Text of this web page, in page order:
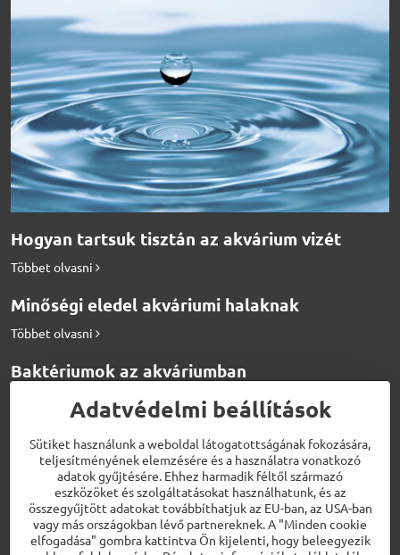
Hogyan tartsuk tisztán az akvárium vizét
Többet olvasni
Minőségi eledel akváriumi halaknak
Többet olvasni
Baktériumok az akváriumban
Többet olvasni
Hogyan etessük a diszkosz halakat
Többet olvasni
Biotermékek a tökéletes vízért
Többet olvasni
Adatvédelmi beállítások
Sütiket használunk a weboldal látogatottságának fokozására,
teljesítményének elemzésére és a használatra vonatkozó
adatok gyűjtésére. Ehhez harmadik féltől származó
eszközöket és szolgáltatásokat használhatunk, és az
összegyűjtött adatokat továbbíthatjuk az EU-ban, az USA-ban
vagy más országokban lévő partnereknek. A "Minden cookie
elfogadása" gombra kattintva Ön kijelenti, hogy beleegyezik